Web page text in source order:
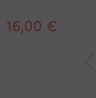
16,00 €